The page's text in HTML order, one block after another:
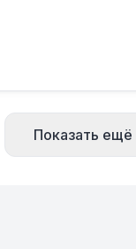
Показать